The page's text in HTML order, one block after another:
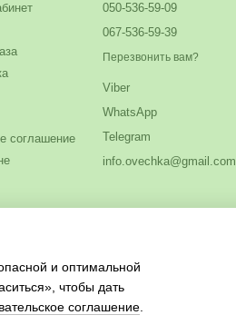
соглашение
050-536-59-09
067-536-59-39
Перезвонить вам?
Viber
WhatsApp
Telegram
info.ovechka@gmail.com
и оптимальной
чтобы дать
соглашение